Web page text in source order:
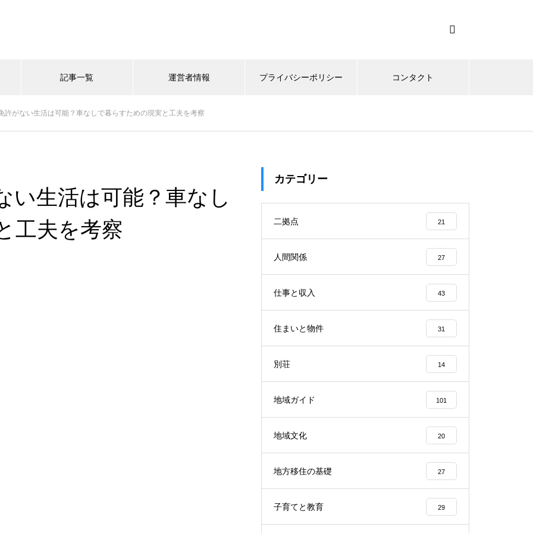
記事一覧 運営者情報 プライバシーポリシー コンタクト
許がない生活は可能？車なしで暮らすための現実と工夫を考察
い生活は可能？車なし
工夫を考察
カテゴリー
二拠点 21
人間関係 27
仕事と収入 43
住まいと物件 31
別荘 14
地域ガイド 101
地域文化 20
地方移住の基礎 27
子育てと教育 29